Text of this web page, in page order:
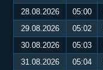
28.08.2026
05:00
29.08.2026
05:02
30.08.2026
05:03
31.08.2026
05:04